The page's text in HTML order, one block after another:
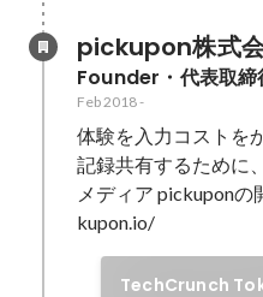
pickupon株式
Founder・代表取締
Feb 2018-
体験を入力コストを
記録共有するために
メディア pickupon
kupon.io/
TechCrunch